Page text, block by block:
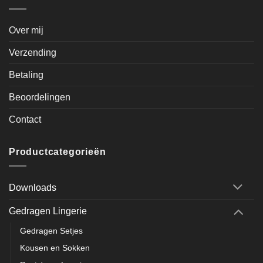
Over mij
Verzending
Betaling
Beoordelingen
Contact
Productcategorieën
Downloads
Gedragen Lingerie
Gedragen Setjes
Kousen en Sokken